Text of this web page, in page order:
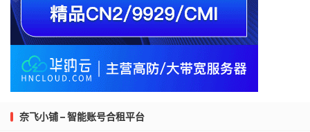
奈飞小铺 – 智能账号合租平台